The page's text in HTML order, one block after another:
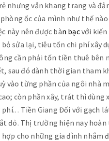
nhưng vẫn khang trang và
ốc của mình như thế
này nên được bàn bạcvới kiến
sửa lại, tiêu tốn chi phí xây
cần phải tốn tiền thuê bên
sau đó dành thời gian tham
vào từng phần của ngôi nhà
còn phần xây, trát thì dùng
. Tiền Giang Đối với gạch
đỏ. Thị trường hiện nay
cho những gia đình nhắm